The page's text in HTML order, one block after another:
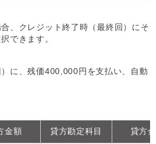
、クレジット終了時（最終回）にそ
できます。
に、残価400,000円を支払い、自動
金額 貸方勘定科目 貸方